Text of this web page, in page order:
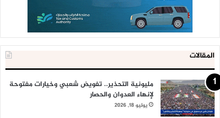
المقالات
مليونية التحذير.. تفويض شعبي وخيارات مفتوحة
لإنهاء العدوان والحصار
يوليو 18, 2026